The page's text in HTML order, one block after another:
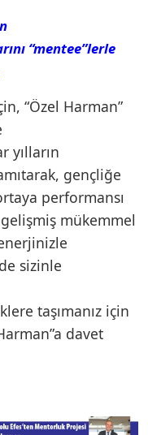
“mentee”lerle
“Özel Harman”
yılların
gençliğe
performansı
mükemmel
sizinle
taşımanız için
davet